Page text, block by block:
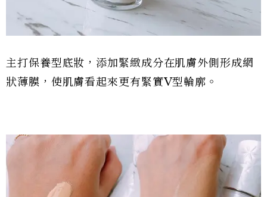
主打保養型底妝，添加緊緻成分在肌膚外側形成網
狀薄膜，使肌膚看起來更有緊實V型輪廓。